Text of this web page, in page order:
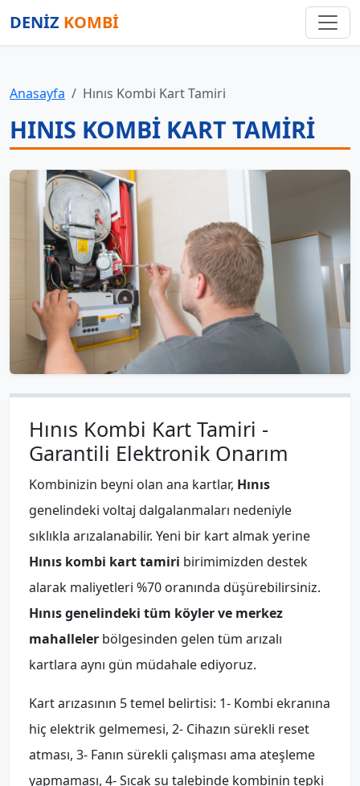
DENİZ KOMBİ
Anasayfa Hınıs Kombi Kart Tamiri
HINIS KOMBI KART TAMIRI
Hınıs Kombi Kart Tamiri -
Garantili Elektronik Onarım
Kombinizin beyni olan ana kartlar, Hınıs
genelindeki voltaj dalgalanmaları nedeniyle
sıklıkla arızalanabilir. Yeni bir kart almak yerine
Hınıs kombi kart tamiri birimimizden destek
alarak maliyetleri %70 oranında düşürebilirsiniz.
Hınıs genelindeki tüm köyler ve merkez
mahalleler bölgesinden gelen tüm arızalı
kartlara aynı gün müdahale ediyoruz.
Kart arızasının 5 temel belirtisi: 1- Kombi ekranına
hiç elektrik gelmemesi, 2- Cihazın sürekli reset
atması, 3- Fanın sürekli çalışması ama ateşleme
yapmaması, 4- Sıcak su talebinde kombinin tepki